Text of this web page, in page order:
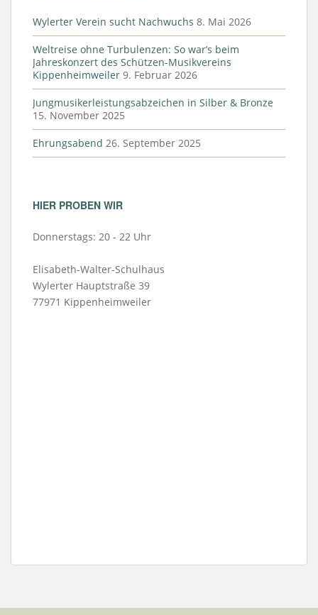
Wylerter Verein sucht Nachwuchs 8. Mai 2026
Weltreise ohne Turbulenzen: So war’s beim
Jahreskonzert des Schützen-Musikvereins
Kippenheimweiler 9. Februar 2026
Jungmusikerleistungsabzeichen in Silber & Bronze
15. November 2025
Ehrungsabend 26. September 2025
HIER PROBEN WIR
Donnerstags: 20 - 22 Uhr
Elisabeth-Walter-Schulhaus
Wylerter Hauptstraße 39
77971 Kippenheimweiler